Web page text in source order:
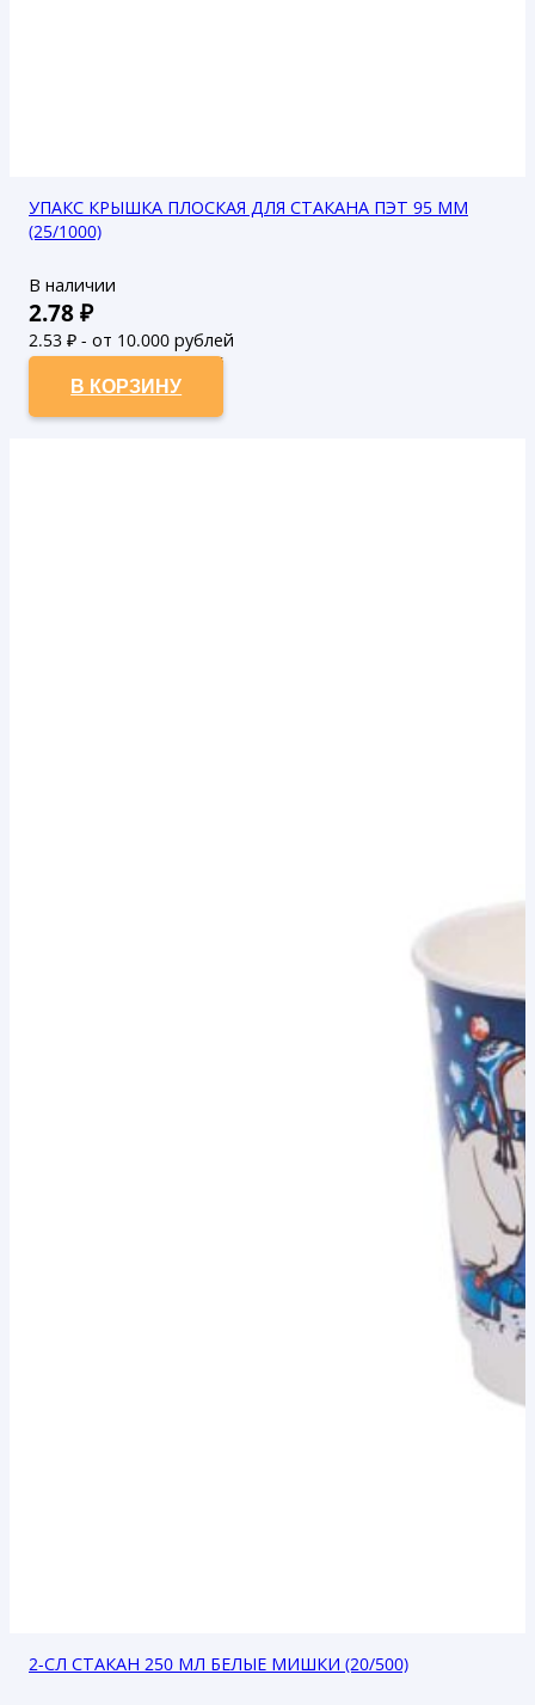
УПАКС КРЫШКА ПЛОСКАЯ ДЛЯ СТАКАНА ПЭТ 95 ММ
(25/1000)
В наличии
2.78₽
2.53 ₽ - от 10.000 рублей
2.3₽ - от 50.000 рублей
В КОРЗИНУ
2-СЛ СТАКАН 250 МЛ БЕЛЫЕ МИШКИ (20/500)